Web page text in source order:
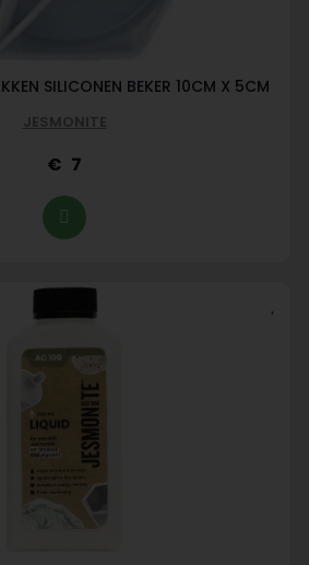
SILICONEN BEKER 10CM X 5CM
JESMONITE
7